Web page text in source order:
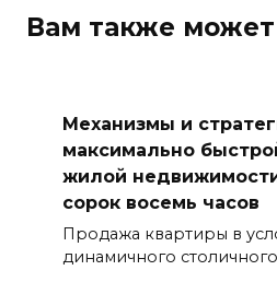
Вам также может
Механизмы и
максимально
жилой
сорок восемь часов
Продажа квартиры в
динамичного столичного